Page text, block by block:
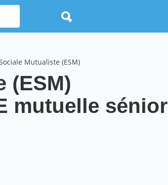
Mutualiste (ESM)
(ESM)
mutuelle sénior